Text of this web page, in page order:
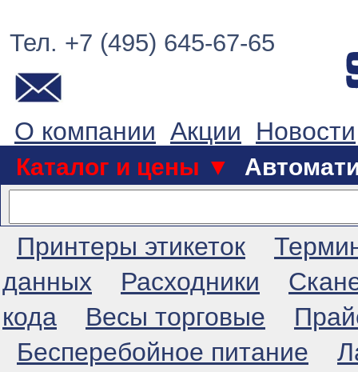
Тел. +7 (495) 645-67-65
О компании Акции Новости
Каталог и цены ▼
Принтеры этикеток
данных
Расходники
кода
Весы торговые
Бесперебойное питание